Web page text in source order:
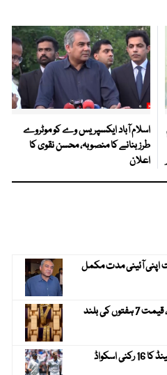
اسلام آباد ایکسپریس وے کو موٹروے
طرز بنانے کا منصوبہ، محسن نقوی کا
اعلان
اپنی آئینی مدت مکمل
عالمی مارکیٹ میں سونا مزید مہنگا ، قیمت 7 ہفتوں کی بلند
پاکستان کیخلاف ٹیسٹ سیریز ، انگلینڈ کا 16 رکنی اسکواڈ